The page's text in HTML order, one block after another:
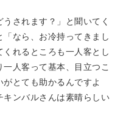
されます？」と聞いてく
なら、お冷持ってきまし
れるところも一人客とし
人客って基本、目立つこ
とても助かるんですよ
ンバルさんは素晴らしい